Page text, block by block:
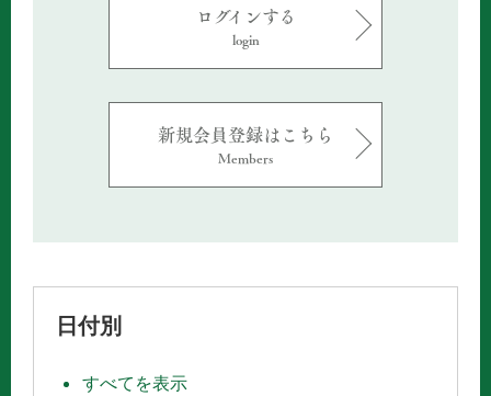
ログインする
login
新規会員登録はこちら
Members
日付別
すべてを表示